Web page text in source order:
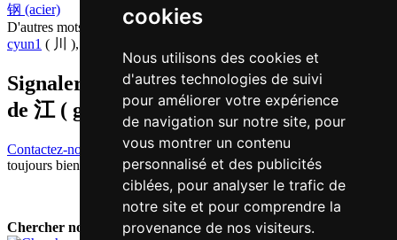
cookies
Nous utilisons des cookies et
d'autres technologies de suivi
pour améliorer votre expérience
de navigation sur notre site, pour
vous montrer un contenu
personnalisé et des publicités
ciblées, pour analyser le trafic de
notre site et pour comprendre la
provenance de nos visiteurs.
钢 (acier)
D'autres mots qui signifientrivière en chinois
cyun1 ( 川 ),
Signaler traduction fausse ou manquante
de 江 ( gong / gong1 )
Contactez-nous!
Votre feedback et critique constructive seront
toujours bienvenus.
Chercher nouveau mot: